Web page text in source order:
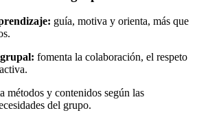
guía, motiva y orienta, más que
fomenta la colaboración, el respeto
métodos y contenidos según las
del grupo.